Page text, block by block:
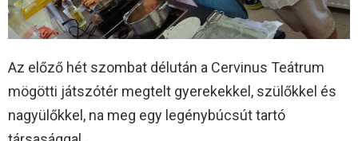
Az előző hét szombat délután a Cervinus Teátrum
mögötti játszótér megtelt gyerekekkel, szülőkkel és
nagyülőkkel, na meg egy legénybúcsút tartó